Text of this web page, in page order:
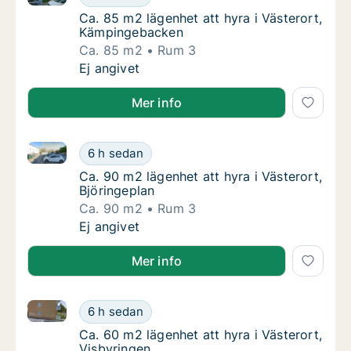
Ca. 85 m2 lägenhet att hyra i Västerort,
Ca. 85 m2 lägenhet att hyra i Västerort,
Kämpingebacken
Ca. 85 m2
Rum 3
Ca. 85 m2 lägenhet att hyra i Västerort,
Ej angivet
Mer info
Ca. 90 m2 lägenhet att hyra i Västerort,
6 h sedan
Ca. 90 m2 lägenhet att hyra i Västerort, Björingeplan
Ca. 90 m2 lägenhet att hyra i Västerort,
Ca. 90 m2 lägenhet att hyra i Västerort,
Björingeplan
Ca. 90 m2
Rum 3
Ca. 90 m2 lägenhet att hyra i Västerort,
Ej angivet
Mer info
Ca. 60 m2 lägenhet att hyra i Västerort,
6 h sedan
Ca. 60 m2 lägenhet att hyra i Västerort, Visbyringen
Ca. 60 m2 lägenhet att hyra i Västerort,
Ca. 60 m2 lägenhet att hyra i Västerort,